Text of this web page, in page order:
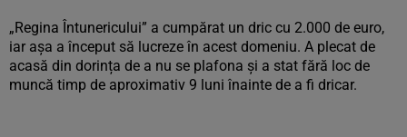
„Regina Întunericului” a cumpărat un dric cu 2.000 de euro,
iar așa a început să lucreze în acest domeniu. A plecat de
acasă din dorința de a nu se plafona și a stat fără loc de
muncă timp de aproximativ 9 luni înainte de a fi dricar.